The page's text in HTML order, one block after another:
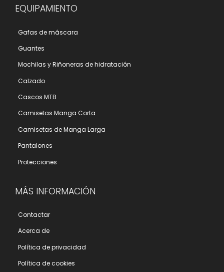
EQUIPAMIENTO
Gafas de máscara
Guantes
Mochilas y Riñoneras de hidratación
Calzado
Cascos MTB
Camisetas Manga Corta
Camisetas de Manga Larga
Pantalones
Protecciones
MÁS INFORMACIÓN
Contactar
Acerca de
Polí­tica de privacidad
Polí­tica de cookies